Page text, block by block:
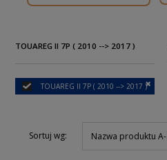
TOUAREG II 7P ( 2010 --> 2017 )
TOUAREG II 7P ( 2010 --> 2017 )
Sortuj wg: Nazwa produktu